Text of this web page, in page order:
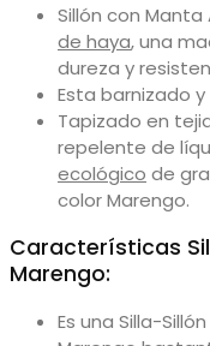
Sillón con
de haya, una
dureza y
Esta barnizado
Tapizado en
repelente de
ecológico de
color Marengo.
Características
Marengo:
Es una Silla-